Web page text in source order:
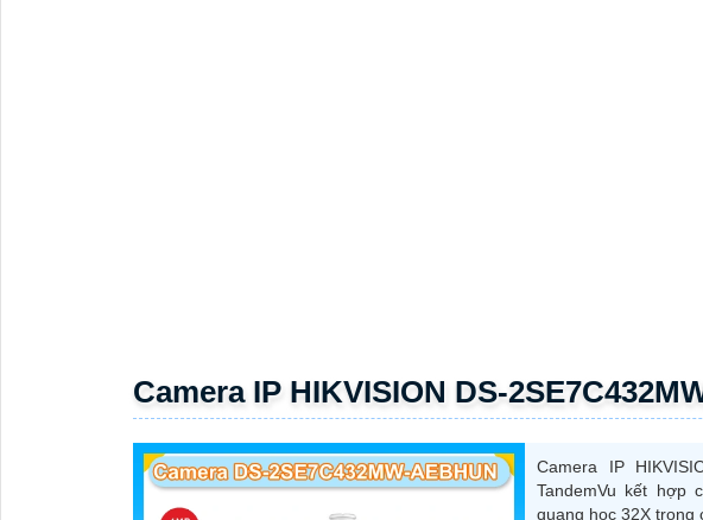
Camera IP HIKVISION DS-
Camera IP
TandemVu kết hợp
quang học 32X trong